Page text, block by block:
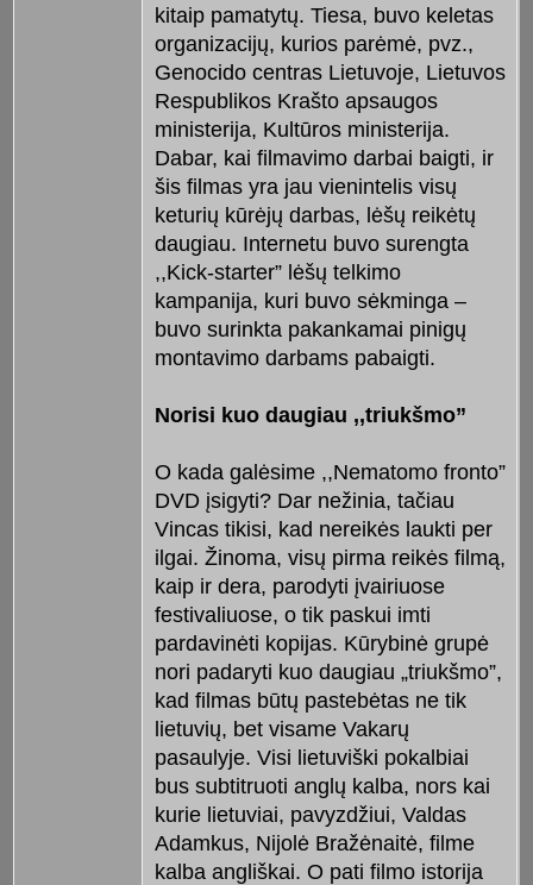
kitaip pamatytų. Tiesa, buvo keletas
organizacijų, kurios parėmė, pvz.,
Genocido centras Lietuvoje, Lietuvos
Respublikos Krašto apsaugos
ministerija, Kultūros ministerija.
Dabar, kai filmavimo darbai baigti, ir
šis filmas yra jau vienintelis visų
keturių kūrėjų darbas, lėšų reikėtų
daugiau. Internetu buvo surengta
,,Kick-starter” lėšų telkimo
kampanija, kuri buvo sėkminga –
buvo surinkta pakankamai pinigų
montavimo darbams pabaigti.
Norisi kuo daugiau ,,triukšmo”
O kada galėsime ,,Nematomo fronto”
DVD įsigyti? Dar nežinia, tačiau
Vincas tikisi, kad nereikės laukti per
ilgai. Žinoma, visų pirma reikės filmą,
kaip ir dera, parodyti įvairiuose
festivaliuose, o tik paskui imti
pardavinėti kopijas. Kūrybinė grupė
nori padaryti kuo daugiau „triukšmo”,
kad filmas būtų pastebėtas ne tik
lietuvių, bet visame Vakarų
pasaulyje. Visi lietuviški pokalbiai
bus subtitruoti anglų kalba, nors kai
kurie lietuviai, pavyzdžiui, Valdas
Adamkus, Nijolė Bražėnaitė, filme
kalba angliškai. O pati filmo istorija